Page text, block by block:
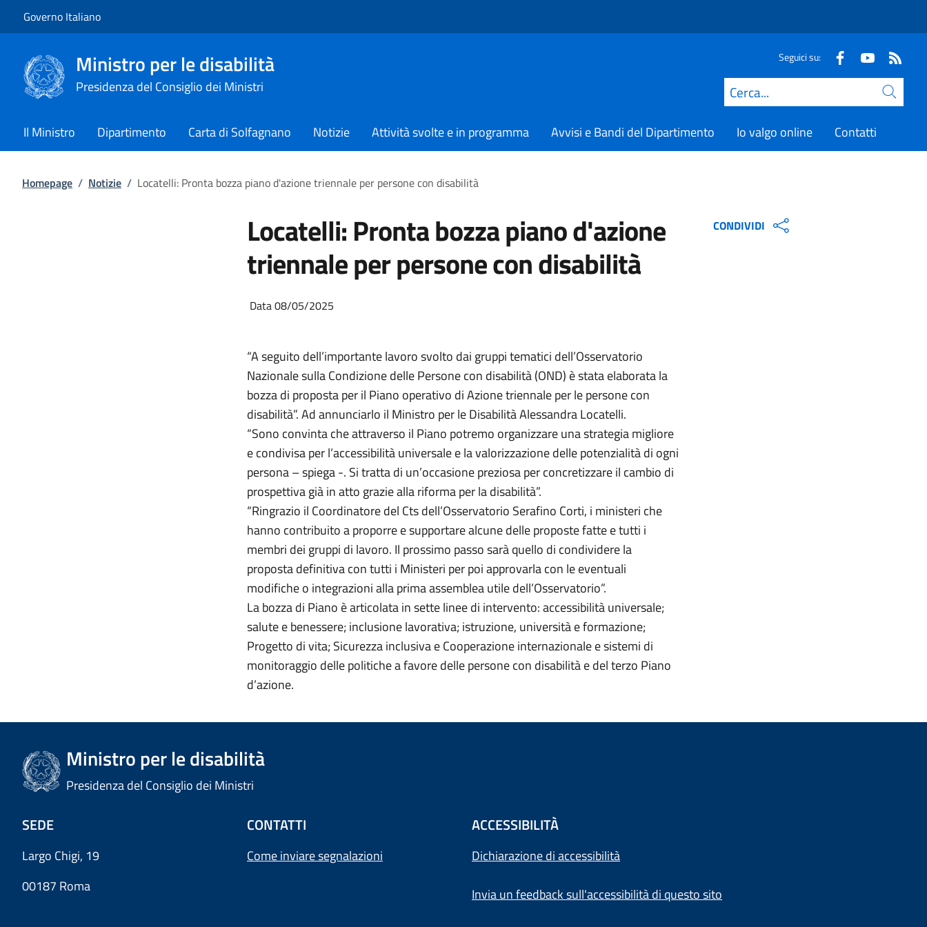
Governo Italiano
Ministro per le disabilità
Presidenza del Consiglio dei Ministri
Seguici su:
Cerca
Il Ministro Dipartimento Carta di Solfagnano Notizie Attività svolte e in programma Avvisi e Bandi del Dipartimento Io valgo online Contatti
Homepage / Notizie / Locatelli: Pronta bozza piano d'azione triennale per persone con disabilità
Locatelli: Pronta bozza piano d'azione
triennale per persone con disabilità
Data 08/05/2025
“A seguito dell’importante lavoro svolto dai gruppi tematici dell’Osservatorio
Nazionale sulla Condizione delle Persone con disabilità (OND) è stata elaborata la
bozza di proposta per il Piano operativo di Azione triennale per le persone con
disabilità”. Ad annunciarlo il Ministro per le Disabilità Alessandra Locatelli.
“Sono convinta che attraverso il Piano potremo organizzare una strategia migliore
e condivisa per l’accessibilità universale e la valorizzazione delle potenzialità di ogni
persona – spiega -. Si tratta di un’occasione preziosa per concretizzare il cambio di
prospettiva già in atto grazie alla riforma per la disabilità”.
“Ringrazio il Coordinatore del Cts dell’Osservatorio Serafino Corti, i ministeri che
hanno contribuito a proporre e supportare alcune delle proposte fatte e tutti i
membri dei gruppi di lavoro. Il prossimo passo sarà quello di condividere la
proposta definitiva con tutti i Ministeri per poi approvarla con le eventuali
modifiche o integrazioni alla prima assemblea utile dell’Osservatorio”.
La bozza di Piano è articolata in sette linee di intervento: accessibilità universale;
salute e benessere; inclusione lavorativa; istruzione, università e formazione;
Progetto di vita; Sicurezza inclusiva e Cooperazione internazionale e sistemi di
monitoraggio delle politiche a favore delle persone con disabilità e del terzo Piano
d’azione.
CONDIVIDI
Ministro per le disabilità
Presidenza del Consiglio dei Ministri
SEDE
Largo Chigi, 19
00187 Roma
CONTATTI
Come inviare segnalazioni
ACCESSIBILITÀ
Dichiarazione di accessibilità
Invia un feedback sull'accessibilità di questo sito